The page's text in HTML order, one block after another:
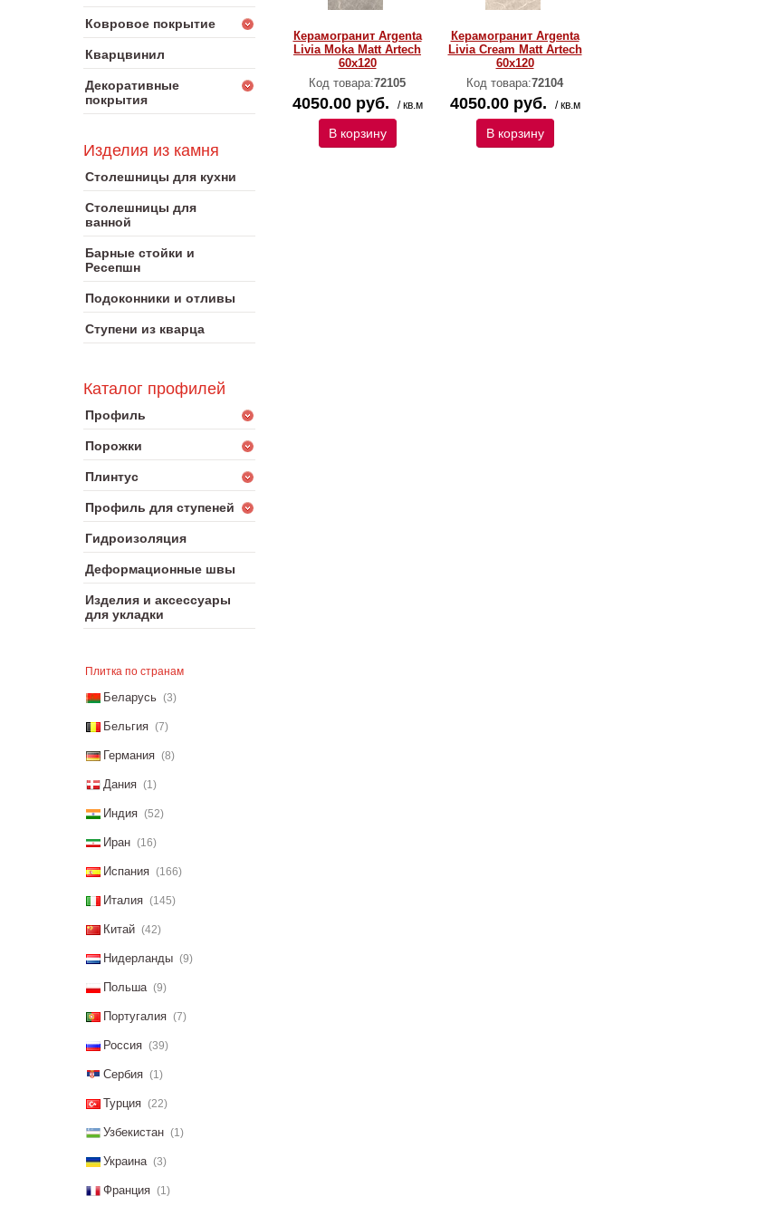
Ковровое покрытие
Кварцвинил
Декоративные
покрытия
Изделия из камня
Столешницы для кухни
Столешницы для
ванной
Барные стойки и
Ресепшн
Подоконники и отливы
Ступени из кварца
Каталог профилей
Профиль
Порожки
Плинтус
Профиль для ступеней
Гидроизоляция
Деформационные швы
Изделия и аксессуары
для укладки
Плитка по странам
Беларусь (3)
Бельгия (7)
Германия (8)
Дания (1)
Индия (52)
Иран (16)
Испания (166)
Италия (145)
Китай (42)
Нидерланды (9)
Польша (9)
Португалия (7)
Россия (39)
Сербия (1)
Турция (22)
Узбекистан (1)
Украина (3)
Франция (1)
Керамогранит Argenta
Livia Moka Matt Artech
60х120
Код товара:72105
4050.00 руб. / кв.м
В корзину
Керамогранит Argenta
Livia Cream Matt Artech
60х120
Код товара:72104
4050.00 руб. / кв.м
В корзину